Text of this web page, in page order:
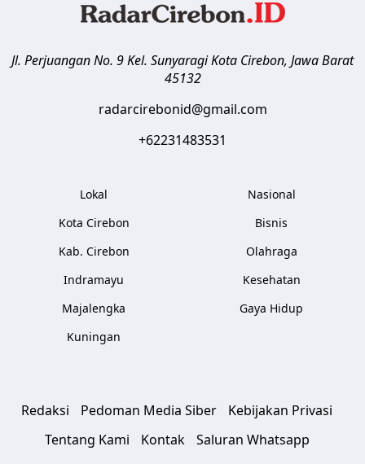
Jl. Perjuangan No. 9 Kel. SunyaragiKota Cirebon, Jawa Barat
45132
radarcirebonid@gmail.com
+62231483531
Lokal
Kota Cirebon
Kab. Cirebon
Indramayu
Majalengka
Kuningan
Nasional
Bisnis
Olahraga
Kesehatan
Gaya Hidup
Redaksi Pedoman Media Siber
Kebijakan Privasi
Tentang Kami
Kontak Saluran Whatsapp